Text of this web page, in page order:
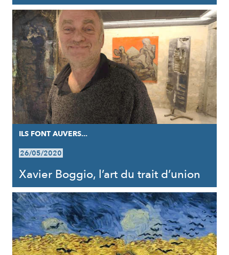
ILS FONT AUVERS...
26/05/2020
Xavier Boggio, l’art du trait d’union